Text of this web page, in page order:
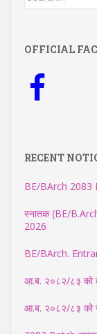
OFFICIAL
RECENT
BE/BArch 2083
स्नातक (BE/
2026
BE/BArch.
आ.ब. २०८२/८३ को
आ.ब. २०८२/८३ को